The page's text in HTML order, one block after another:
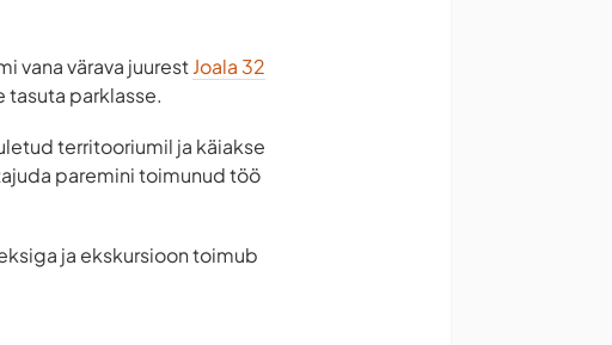
vana värava juurestJoala 32
tasuta parklasse.
territooriumil ja käiakse
paremini toimunud töö
ja ekskursioon toimub